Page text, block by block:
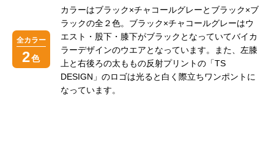
全カラー
2色
カラーはブラック×チャコールグレーとブラック×ブ
ラックの全２色。ブラック×チャコールグレーはウ
エスト・股下・膝下がブラックとなっていてバイカ
ラーデザインのウエアとなっています。また、左膝
上と右後ろの太ももの反射プリントの「TS
DESIGN」のロゴは光ると白く際立ちワンポントに
なっています。